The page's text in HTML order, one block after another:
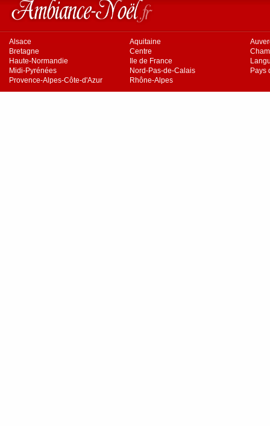
Alsace Aquitaine
Bretagne
Centre
Haute-Normandie
Ile de France
Midi-Pyrénées
Nord-Pas-de-Calais
Pays
Provence-Alpes-Côte-d'Azur
Rhône-Alpes